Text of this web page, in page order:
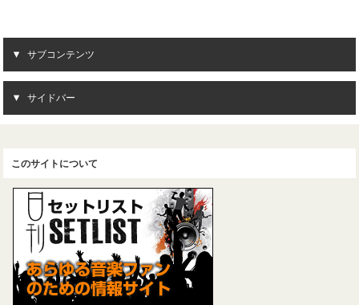
サブコンテンツ
サイドバー
このサイトについて